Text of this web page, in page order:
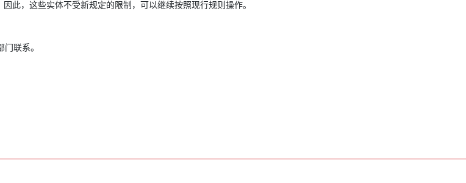
此，这些实体不受新规定的限制，可以继续按照现行规则操作。
联系。